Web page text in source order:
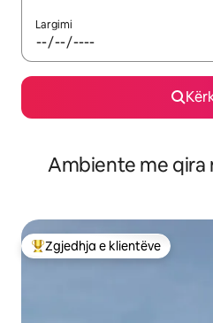
Largimi
Ambiente me qira
Më të mirat e zgjedhjeve të
Zgjedhja e klientëve